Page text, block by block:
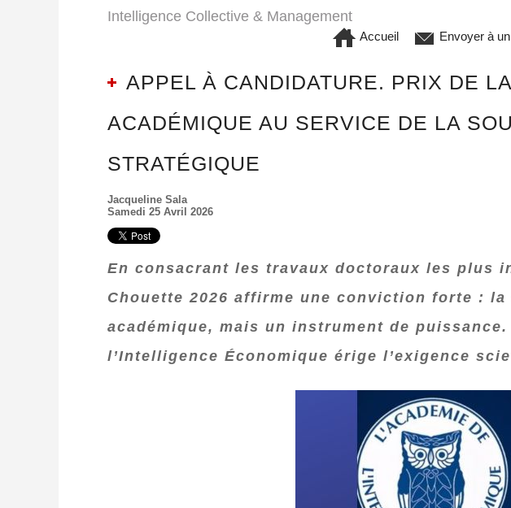
Intelligence Collective & Management
Accueil Envoyer à
APPEL À CANDIDATURE. PRIX DE
ACADÉMIQUE AU SERVICE DE LA
STRATÉGIQUE
Jacqueline Sala
Samedi 25 Avril 2026
En consacrant les travaux doctoraux les plus
Chouette 2026 affirme une conviction forte :
académique, mais un instrument de
l’Intelligence Économique érige l’exigence